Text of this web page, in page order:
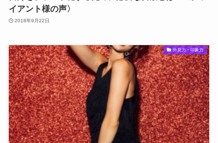
イアント様の声〉
2018年9月22日
外見力・印象力